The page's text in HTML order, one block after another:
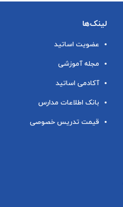
لینک‌ها
عضویت اساتید
مجله آموزشی
آکادمی اساتید
بانک اطلاعات مدارس
قیمت تدریس خصوصی